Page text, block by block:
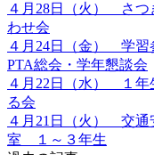
４月28日（火） さつ
わせ会
４月24日（金） 学習
PTA総会・学年懇談会
４月22日（水） １年
る会
４月21日（火） 交通
室 １～３年生